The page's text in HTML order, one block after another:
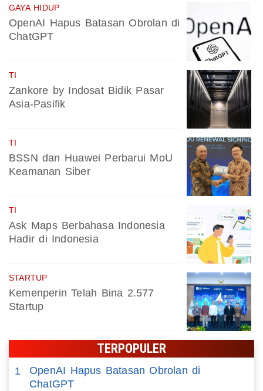
GAYA HIDUP
OpenAI Hapus Batasan Obrolan di
ChatGPT
TI
Zankore by Indosat Bidik Pasar
Asia-Pasifik
TI
BSSN dan Huawei Perbarui MoU
Keamanan Siber
TI
Ask Maps Berbahasa Indonesia
Hadir di Indonesia
STARTUP
Kemenperin Telah Bina 2.577
Startup
TERPOPULER
1
OpenAI Hapus Batasan Obrolan di
ChatGPT